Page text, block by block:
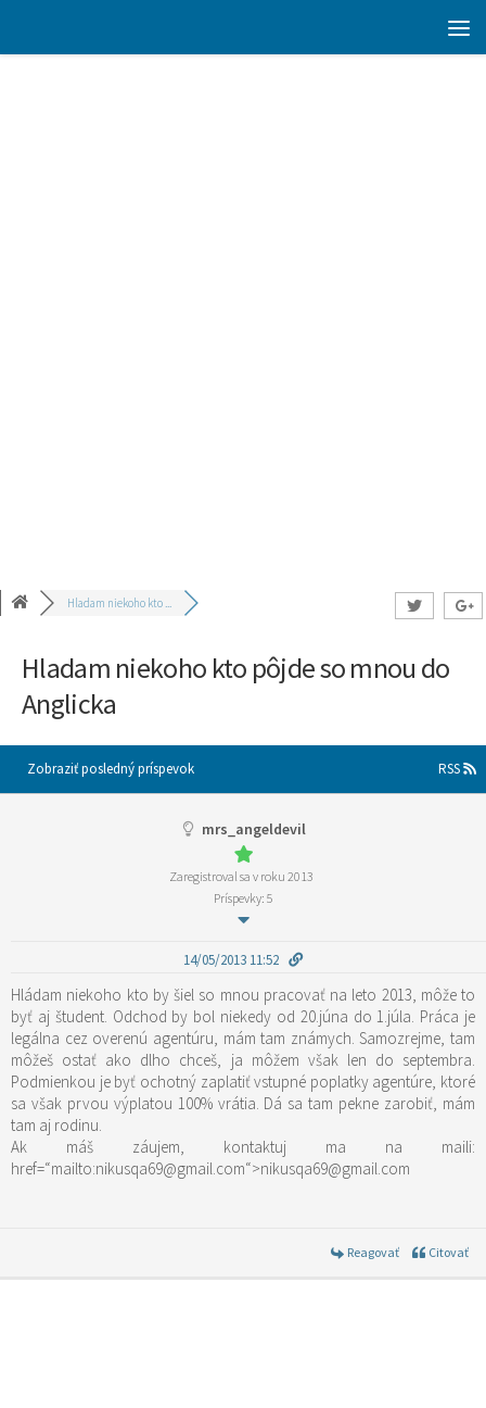
Hladam niekoho kto ...
Hladam niekoho kto pôjde so mnou do
Anglicka
Zobraziť posledný príspevok RSS
mrs_angeldevil
Zaregistroval sa v roku 2013
Príspevky: 5
14/05/2013 11:52
Hládam niekoho kto by šiel so mnou pracovať na leto 2013, môže to
byť aj študent. Odchod by bol niekedy od 20.júna do 1.júla. Práca je
legálna cez overenú agentúru, mám tam známych. Samozrejme, tam
môžeš ostať ako dlho chceš, ja môžem však len do septembra.
Podmienkou je byť ochotný zaplatiť vstupné poplatky agentúre, ktoré
sa však prvou výplatou 100% vrátia. Dá sa tam pekne zarobiť, mám
tam aj rodinu.
Ak máš záujem, kontaktuj ma na maili:
href=“mailto:nikusqa69@gmail.com“>nikusqa69@gmail.com
Reagovať Citovať